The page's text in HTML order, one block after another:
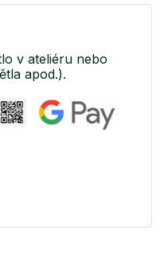
v ateliéru nebo
apod.).